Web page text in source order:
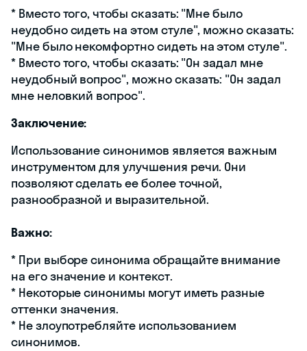
* Вместо того, чтобы сказать: "Мне было
неудобно сидеть на этом стуле", можно сказать:
"Мне было некомфортно сидеть на этом стуле".
* Вместо того, чтобы сказать: "Он задал мне
неудобный вопрос", можно сказать: "Он задал
мне неловкий вопрос".
Заключение:
Использование синонимов является важным
инструментом для улучшения речи. Они
позволяют сделать ее более точной,
разнообразной и выразительной.
Важно:
* При выборе синонима обращайте внимание
на его значение и контекст.
* Некоторые синонимы могут иметь разные
оттенки значения.
* Не злоупотребляйте использованием
синонимов.